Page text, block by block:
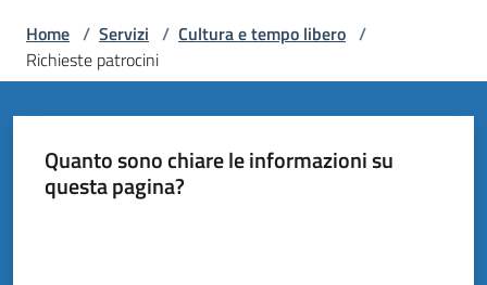
in
Casale
Amministrazione
Home / Servizi / Cultura e tempo libero /
Richieste patrocini
Quanto sono chiare le informazioni su
questa pagina?